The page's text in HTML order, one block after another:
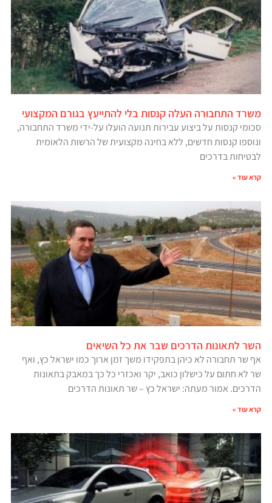
משרד התחבורה העלה קנסות בלי להתייעץ בגורם המקצועי
סכומי קנסות על ביצוע עבירות תנועה הועלו על-ידי משרד התחבורה,
ונוספו קנסות חדשים, ללא בחינה מקצועית של הרשות הלאומית
לבטיחות בדרכים
קרא עוד »
השר לתאונות הדרכים שבר את כל השיאים
אף שר תחבורה לא כיהן בתפקידו משך זמן ארוך כמו ישראל כץ, ואף
שר לא חתום על כישלון כואב, יקר ואכזרי כל כך במאבק בתאונות
הדרכים. אמור מעתה: ישראל כץ – שר תאונות הדרכים
קרא עוד »